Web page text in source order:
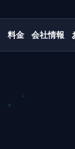
料金 会社情報